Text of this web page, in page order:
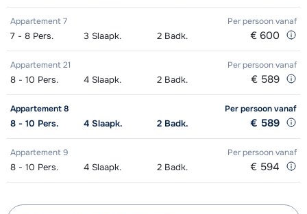
's middags - Gemiddeld (1-2 weken)
van week
Groepsles snowboard vanaf 5 jaar
weken)
afhankelijk
Appartement 7 Per persoonvanaf
7 - 8 Pers. 3 Slaapk. 2 Badk. € 600
Appartement 21 Per persoonvanaf
8 - 10 Pers. 4 Slaapk. 2 Badk. € 589
Appartement 8 Per persoonvanaf
8 - 10 Pers. 4 Slaapk. 2 Badk. € 589
Appartement 9 Per persoonvanaf
8 - 10 Pers. 4 Slaapk. 2 Badk. € 594